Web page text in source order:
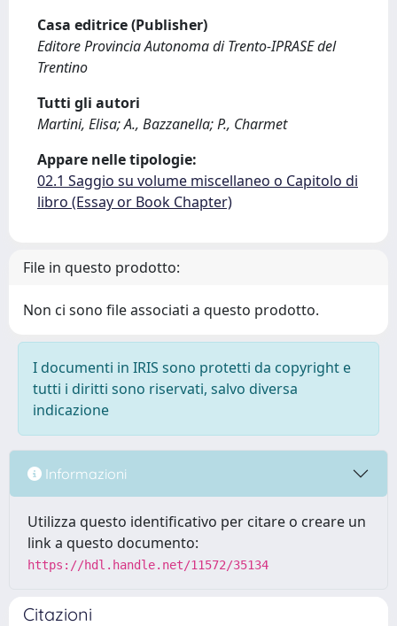
Casa editrice (Publisher)
Editore Provincia Autonoma di Trento-IPRASE del
Trentino
Tutti gli autori
Martini, Elisa; A., Bazzanella; P., Charmet
Appare nelle tipologie:
02.1 Saggio su volume miscellaneo o Capitolo di
libro (Essay or Book Chapter)
File in questo prodotto:
Non ci sono file associati a questo prodotto.
I documenti in IRIS sono protetti da copyright e
tutti i diritti sono riservati, salvo diversa
indicazione
Informazioni
Utilizza questo identificativo per citare o creare un
link a questo documento:
https://hdl.handle.net/11572/35134
Citazioni